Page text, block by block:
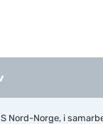
Nord-Norge, i